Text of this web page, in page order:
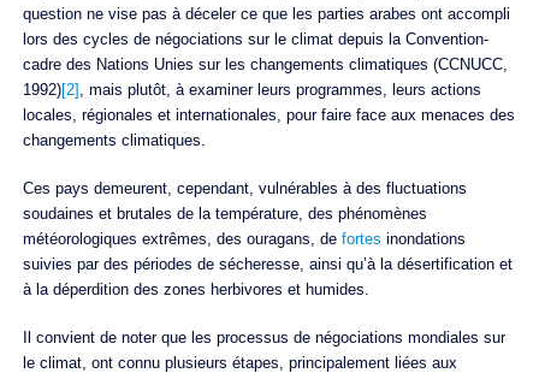
question ne vise pas à déceler ce que les parties arabes ont accompli
lors des cycles de négociations sur le climat depuis la Convention-
cadre des Nations Unies sur les changements climatiques (CCNUCC,
1992)[2] , mais plutôt, à examiner leurs programmes, leurs actions
locales, régionales et internationales, pour faire face aux menaces des
changements climatiques.
Ces pays demeurent, cependant, vulnérables à des fluctuations
soudaines et brutales de la température, des phénomènes
météorologiques extrêmes, des ouragans, de fortes inondations
suivies par des périodes de sécheresse, ainsi qu’à la désertification et
à la déperdition des zones herbivores et humides.
Il convient de noter que les processus de négociations mondiales sur
le climat, ont connu plusieurs étapes, principalement liées aux